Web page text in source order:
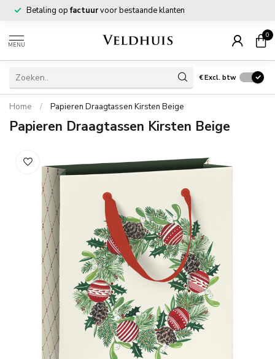
Betaling opfactuurvoor bestaande klanten
MENU
0
€Excl. btw
Home / Papieren Draagtassen Kirsten Beige
Papieren Draagtassen Kirsten Beige